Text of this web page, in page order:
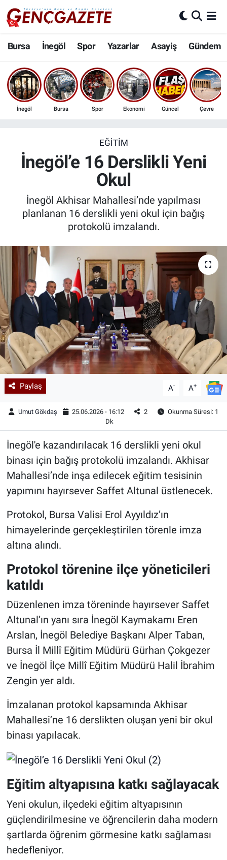
Bursa İnegöl Spor Yazarlar Asayiş Gündem
İnegöl Bursa Spor Ekonomi Güncel Çevre
EĞITIM
İnegöl’e 16 Derslikli Yeni
Okul
İnegöl Akhisar Mahallesi’nde yapılması
planlanan 16 derslikli yeni okul için bağış
protokolü imzalandı.
Paylaş A- A+
Umut Gökdaş 25.06.2026 - 16:12 2
Okunma Süresi: 1
Dk
İnegöl'e kazandırılacak 16 derslikli yeni okul
binası için bağış protokolü imzalandı. Akhisar
Mahallesi’nde inşa edilecek eğitim tesisinin
yapımını hayırsever Saffet Altunal üstlenecek.
Protokol, Bursa Valisi Erol Ayyıldız’ın
himayelerinde gerçekleştirilen törenle imza
altına alındı.
Protokol törenine ilçe yöneticileri
katıldı
Düzenlenen imza töreninde hayırsever Saffet
Altunal’ın yanı sıra İnegöl Kaymakamı Eren
Arslan, İnegöl Belediye Başkanı Alper Taban,
Bursa İl Millî Eğitim Müdürü Gürhan Çokgezer
ve İnegöl İlçe Millî Eğitim Müdürü Halil İbrahim
Zengin yer aldı.
İmzalanan protokol kapsamında Akhisar
Mahallesi’ne 16 derslikten oluşan yeni bir okul
binası yapılacak.
Eğitim altyapısına katkı sağlayacak
Yeni okulun, ilçedeki eğitim altyapısının
güçlendirilmesine ve öğrencilerin daha modern
şartlarda öğrenim görmesine katkı sağlaması
hedefleniyor.
Bursa
İnegöl
3.SAYFA
Ekonomi
Güncel
İnanç
Kadın & Aile
Kültür & Sanat
Sağlık
Siyaset
Teknoloji
Yazarlar
Nöbetçi Eczaneler
Hava Durumu
Trafik Durumu
Son Dakika Haberleri
Haber Arşivi